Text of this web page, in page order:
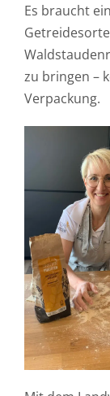
Es braucht
zu bringen –
Verpackung.